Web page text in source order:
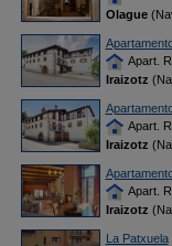
Olague
Apart.
Iraizotz
Apart.
Iraizotz
Apart.
Iraizotz
La Patxuela